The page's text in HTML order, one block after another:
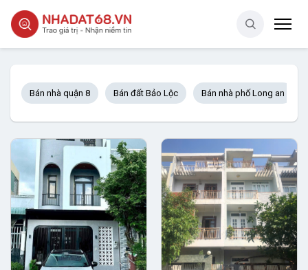
Bán nhà quận 8 Bán đất Bảo Lộc Bán nhà phố Long an